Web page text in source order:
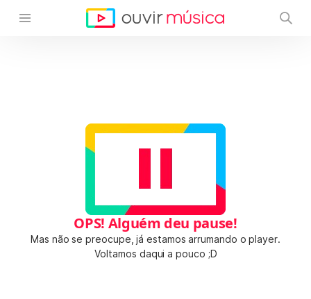
OPS! Alguém deu pause!
Mas não se preocupe, já estamos arrumando o player.
Voltamos daqui a pouco ;D